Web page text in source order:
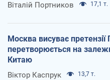
Віталій Портников 17,1 т.
Москва висуває
перетворюється на
Китаю
Віктор Каспрук 13,7 т.